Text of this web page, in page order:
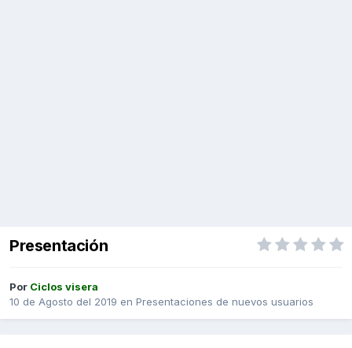
Presentación
Por Ciclos visera
10 de Agosto del 2019 en Presentaciones de nuevos usuarios